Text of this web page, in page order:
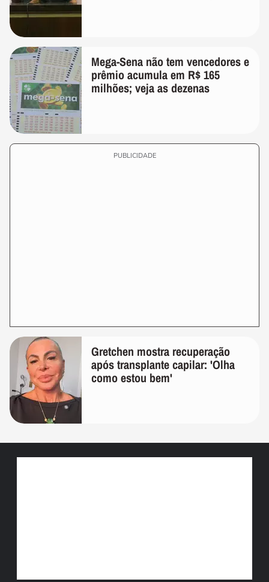
Mega-Sena não tem vencedores e
prêmio acumula em R$ 165
milhões; veja as dezenas
PUBLICIDADE
Gretchen mostra recuperação
após transplante capilar: 'Olha
como estou bem'